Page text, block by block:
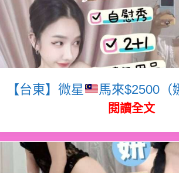
【台東】微星 馬來$2500（
閱讀全文